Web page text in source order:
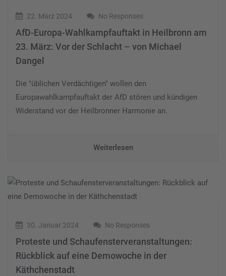
22. März 2024 No Responses
AfD-Europa-Wahlkampfauftakt in Heilbronn am
23. März: Vor der Schlacht – von Michael
Dangel
Die "üblichen Verdächtigen" wollen den
Europawahlkampfauftakt der AfD stören und kündigen
Widerstand vor der Heilbronner Harmonie an.
Weiterlesen
30. Januar 2024 No Responses
Proteste und Schaufensterveranstaltungen:
Rückblick auf eine Demowoche in der
Käthchenstadt